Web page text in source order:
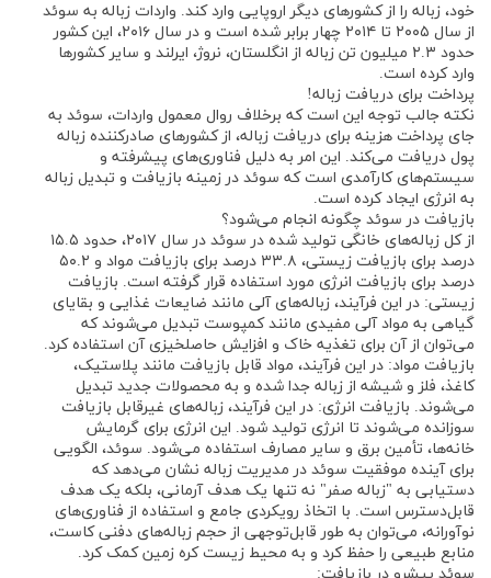
خود، زباله را از کشورهای دیگر اروپایی وارد کند. واردات زباله به سوئد
از سال ۲۰۰۵ تا ۲۰۱۴ چهار برابر شده است و در سال ۲۰۱۶، این کشور
حدود ۲.۳ میلیون تن زباله از انگلستان، نروژ، ایرلند و سایر کشورها
وارد کرده است.
پرداخت برای دریافت زباله!
نکته جالب توجه این است که برخلاف روال معمول واردات، سوئد به
جای پرداخت هزینه برای دریافت زباله، از کشورهای صادرکننده زباله
پول دریافت می‌کند. این امر به دلیل فناوری‌های پیشرفته و
سیستم‌های کارآمدی است که سوئد در زمینه بازیافت و تبدیل زباله
به انرژی ایجاد کرده است.
بازیافت در سوئد چگونه انجام می‌شود؟
از کل زباله‌های خانگی تولید شده در سوئد در سال ۲۰۱۷، حدود ۱۵.۵
درصد برای بازیافت زیستی، ۳۳.۸ درصد برای بازیافت مواد و ۵۰.۲
درصد برای بازیافت انرژی مورد استفاده قرار گرفته است. بازیافت
زیستی: در این فرآیند، زباله‌های آلی مانند ضایعات غذایی و بقایای
گیاهی به مواد آلی مفیدی مانند کمپوست تبدیل می‌شوند که
می‌توان از آن برای تغذیه خاک و افزایش حاصلخیزی آن استفاده کرد.
بازیافت مواد: در این فرآیند، مواد قابل بازیافت مانند پلاستیک،
کاغذ، فلز و شیشه از زباله جدا شده و به محصولات جدید تبدیل
می‌شوند. بازیافت انرژی: در این فرآیند، زباله‌های غیرقابل بازیافت
سوزانده می‌شوند تا انرژی تولید شود. این انرژی برای گرمایش
خانه‌ها، تأمین برق و سایر مصارف استفاده می‌شود. سوئد، الگویی
برای آینده موفقیت سوئد در مدیریت زباله نشان می‌دهد که
دستیابی به "زباله صفر" نه تنها یک هدف آرمانی، بلکه یک هدف
قابل‌دسترس است. با اتخاذ رویکردی جامع و استفاده از فناوری‌های
نوآورانه، می‌توان به طور قابل‌توجهی از حجم زباله‌های دفنی کاست،
منابع طبیعی را حفظ کرد و به محیط زیست کره زمین کمک کرد.